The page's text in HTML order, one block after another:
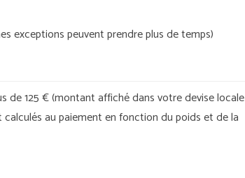
exceptions peuvent prendre plus de temps)
125 € (montant affiché dans votre devise locale
au paiement en fonction du poids et de la